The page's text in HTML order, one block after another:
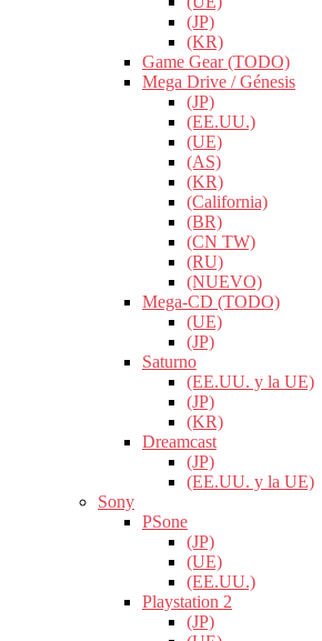
(JP)
(KR)
Game Gear (TODO)
Mega Drive / Génesis
(JP)
(EE.UU.)
(UE)
(AS)
(KR)
(California)
(BR)
(CN TW)
(RU)
(NUEVO)
Mega-CD (TODO)
(UE)
(JP)
Saturno
(EE.UU. y la UE)
(JP)
(KR)
Dreamcast
(JP)
(EE.UU. y la UE)
Sony
PSone
(JP)
(UE)
(EE.UU.)
Playstation 2
(JP)